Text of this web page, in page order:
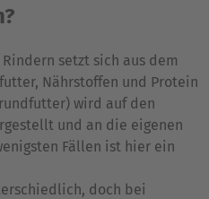
setzt sich aus dem
Nährstoffen und Protein
wird auf den
und an die eigenen
Fällen ist hier ein
doch bei